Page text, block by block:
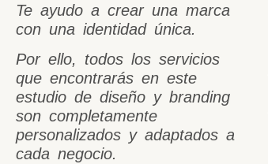
Te ayudo a crear una marca
con una identidad única.
Por ello, todos los servicios
que encontrarás en este
estudio de diseño y branding
son completamente
personalizados y adaptados a
cada negocio.